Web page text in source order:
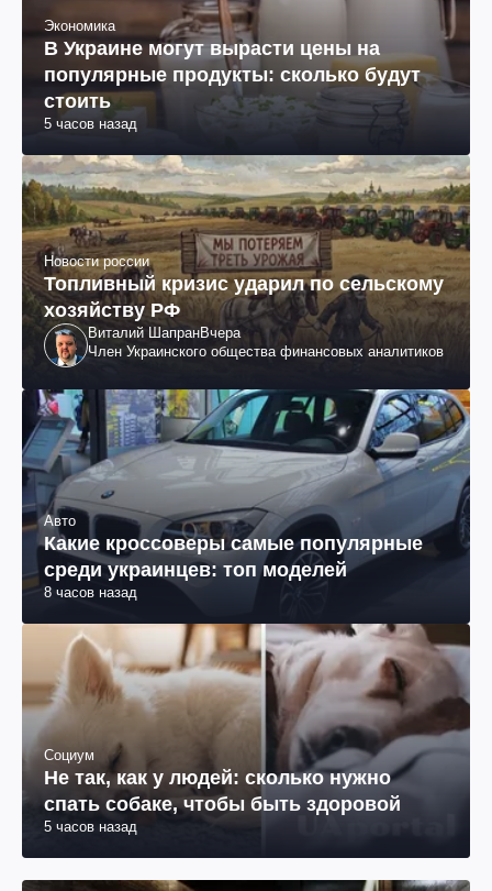
Экономика
В Украине могут вырасти цены на
популярные продукты: сколько будут
стоить
5 часов назад
Новости россии
Топливный кризис ударил по сельскому
хозяйству РФ
Виталий ШапранВчера
Член Украинского общества финансовых аналитиков
Авто
Какие кроссоверы самые популярные
среди украинцев: топ моделей
8 часов назад
Социум
Не так, как у людей: сколько нужно
спать собаке, чтобы быть здоровой
5 часов назад